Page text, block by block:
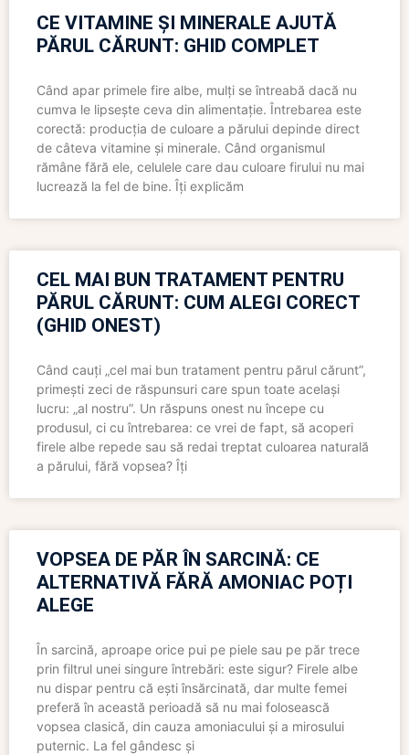
CE VITAMINE ȘI MINERALE AJUTĂ
PĂRUL CĂRUNT: GHID COMPLET
Când apar primele fire albe, mulți se întreabă dacă nu
cumva le lipsește ceva din alimentație. Întrebarea este
corectă: producția de culoare a părului depinde direct
de câteva vitamine și minerale. Când organismul
rămâne fără ele, celulele care dau culoare firului nu mai
lucrează la fel de bine. Îți explicăm
CEL MAI BUN TRATAMENT PENTRU
PĂRUL CĂRUNT: CUM ALEGI CORECT
(GHID ONEST)
Când cauți „cel mai bun tratament pentru părul cărunt”,
primești zeci de răspunsuri care spun toate același
lucru: „al nostru”. Un răspuns onest nu începe cu
produsul, ci cu întrebarea: ce vrei de fapt, să acoperi
firele albe repede sau să redai treptat culoarea naturală
a părului, fără vopsea? Îți
VOPSEA DE PĂR ÎN SARCINĂ: CE
ALTERNATIVĂ FĂRĂ AMONIAC POȚI
ALEGE
În sarcină, aproape orice pui pe piele sau pe păr trece
prin filtrul unei singure întrebări: este sigur? Firele albe
nu dispar pentru că ești însărcinată, dar multe femei
preferă în această perioadă să nu mai folosească
vopsea clasică, din cauza amoniacului și a mirosului
puternic. La fel gândesc și